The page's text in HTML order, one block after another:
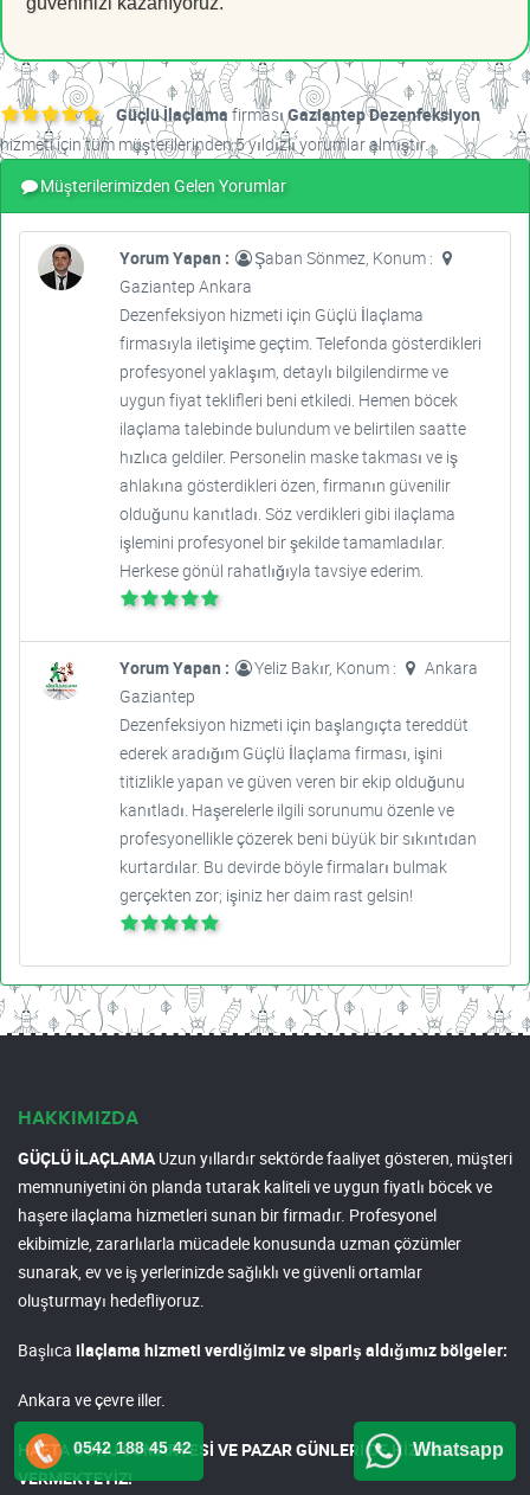
Güçlü İlaçlama firmasıGaziantep Dezenfeksiyon
hizmeti için tüm müşterilerinden 5 yıldızlı yorumlar almıştır.
Müşterilerimizden Gelen Yorumlar
Yorum Yapan :
Şaban Sönmez, Konum :
Gaziantep Ankara
Dezenfeksiyon hizmeti için Güçlü İlaçlama
firmasıyla iletişime geçtim. Telefonda gösterdikleri
profesyonel yaklaşım, detaylı bilgilendirme ve
uygun fiyat teklifleri beni etkiledi. Hemen böcek
ilaçlama talebinde bulundum ve belirtilen saatte
hızlıca geldiler. Personelin maske takması ve iş
ahlakına gösterdikleri özen, firmanın güvenilir
olduğunu kanıtladı. Söz verdikleri gibi ilaçlama
işlemini profesyonel bir şekilde tamamladılar.
Herkese gönül rahatlığıyla tavsiye ederim.
Yorum Yapan : Yeliz Bakır, Konum :
Ankara
Gaziantep
Dezenfeksiyon hizmeti için başlangıçta tereddüt
ederek aradığım Güçlü İlaçlama firması, işini
titizlikle yapan ve güven veren bir ekip olduğunu
kanıtladı. Haşerelerle ilgili sorunumu özenle ve
profesyonellikle çözerek beni büyük bir sıkıntıdan
kurtardılar. Bu devirde böyle firmaları bulmak
gerçekten zor; işiniz her daim rast gelsin!
HAKKIMIZDA
GÜÇLÜ İLAÇLAMAUzun yıllardır sektörde faaliyet gösteren, müşteri
memnuniyetini ön planda tutarak kaliteli ve uygun fiyatlı böcek ve
haşere ilaçlama hizmetleri sunan bir firmadır. Profesyonel
ekibimizle, zararlılarla mücadele konusunda uzman çözümler
sunarak, ev ve iş yerlerinizde sağlıklı ve güvenli ortamlar
oluşturmayı hedefliyoruz.
Başlıca ilaçlama hizmeti verdiğimiz ve sipariş aldığımız bölgeler:
Ankara ve çevre iller.
HAFTA SONU CUMARTESİ VE PAZAR GÜNLERİ DE HİZMET
VERMEKTEYİZ!
0542 188 45 42 Whatsapp